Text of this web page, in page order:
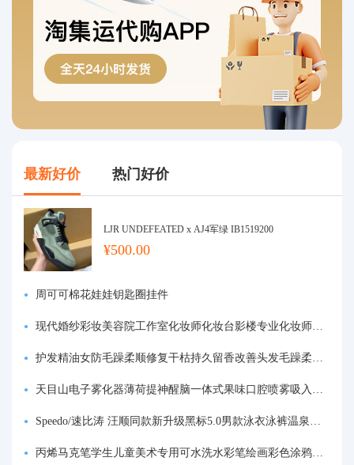
最新好价 热门好价
LJR UNDEFEATED x AJ4军绿 IB1519200
¥500.00
周可可棉花娃娃钥匙圈挂件
现代婚纱彩妆美容院工作室化妆师化妆台影楼专业化妆师专用梳妆台
护发精油女防毛躁柔顺修复干枯持久留香改善头发毛躁柔顺剂神器
天目山电子雾化器薄荷提神醒脑一体式果味口腔喷雾吸入式戒烟神器
Speedo/速比涛 汪顺同款新升级黑标5.0男款泳衣泳裤温泉游泳套装
丙烯马克笔学生儿童美术专用可水洗水彩笔绘画彩色涂鸦画笔不透色可叠色防水手绘diy丙烯颜料笔水性填色笔